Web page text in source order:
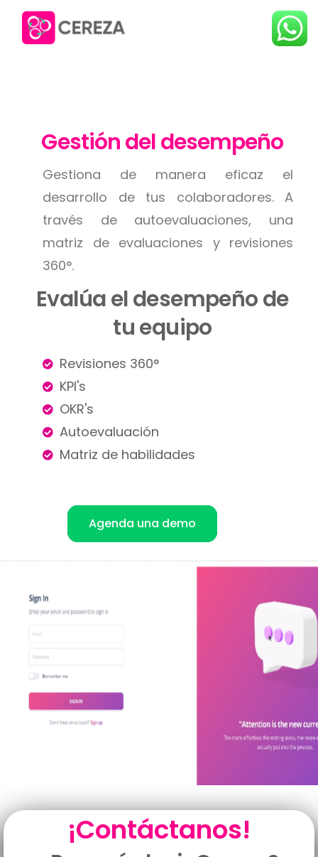
Gestión del desempeño
Gestiona de manera eficaz el
desarrollo de tus colaboradores. A
través de autoevaluaciones, una
matriz de evaluaciones y revisiones
360°.
Evalúa el desempeño de
tu equipo
Revisiones 360°
KPI's
OKR's
Autoevaluación
Matriz de habilidades
Agenda una demo
¡Contáctanos!